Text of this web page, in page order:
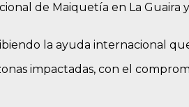
de Maiquetía en La Guaira
la ayuda internacional
impactadas, con el